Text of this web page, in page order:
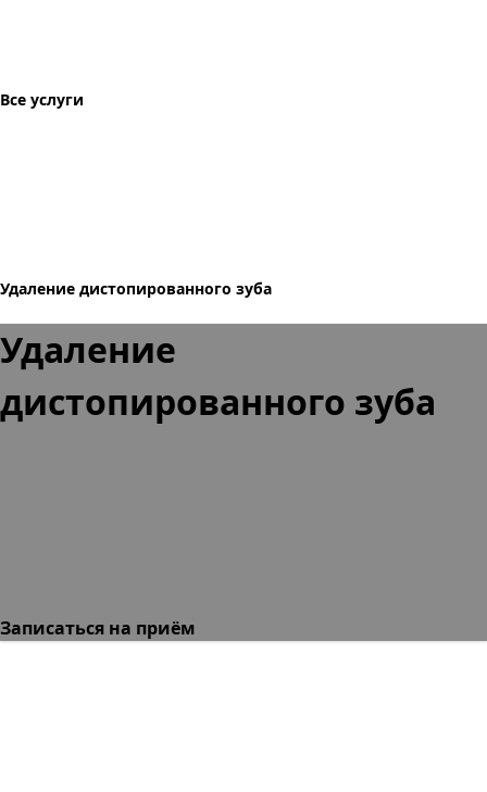
Все услуги
Удаление дистопированного зуба
Удаление
дистопированного зуба
Записаться на приём